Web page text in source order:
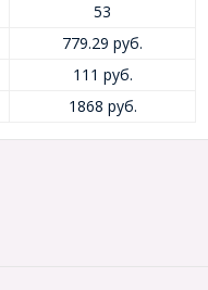
53
779.29 руб.
111 руб.
1868 руб.